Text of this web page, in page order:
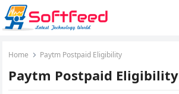
Home Paytm Postpaid Eligibility
Paytm Postpaid Eligibility